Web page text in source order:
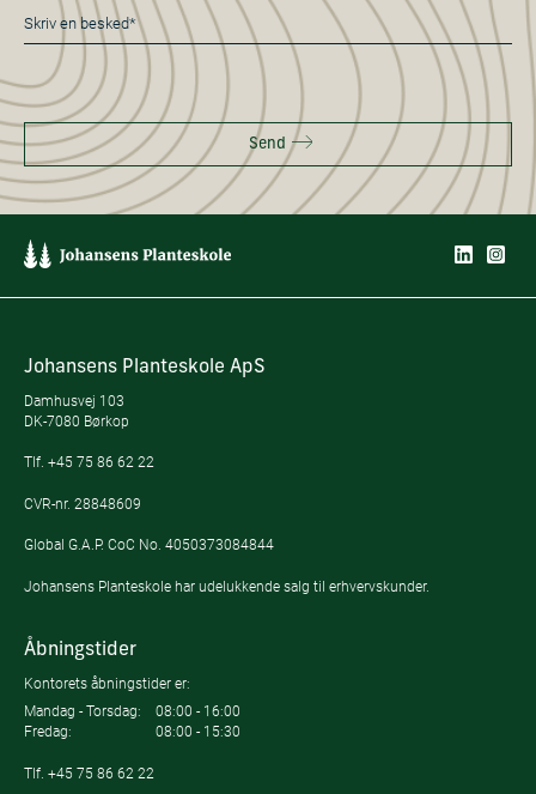
Besked
*
Send
Johansens Planteskole ApS
Damhusvej 103
DK-7080 Børkop
Tlf. +45 75 86 62 22
CVR-nr. 28848609
Global G.A.P. CoC No. 4050373084844
Johansens Planteskole har udelukkende salg til erhvervskunder.
Åbningstider
Kontorets åbningstider er:
Mandag - Torsdag:
08:00 - 16:00
Fredag:
08:00 - 15:30
Tlf. +45 75 86 62 22